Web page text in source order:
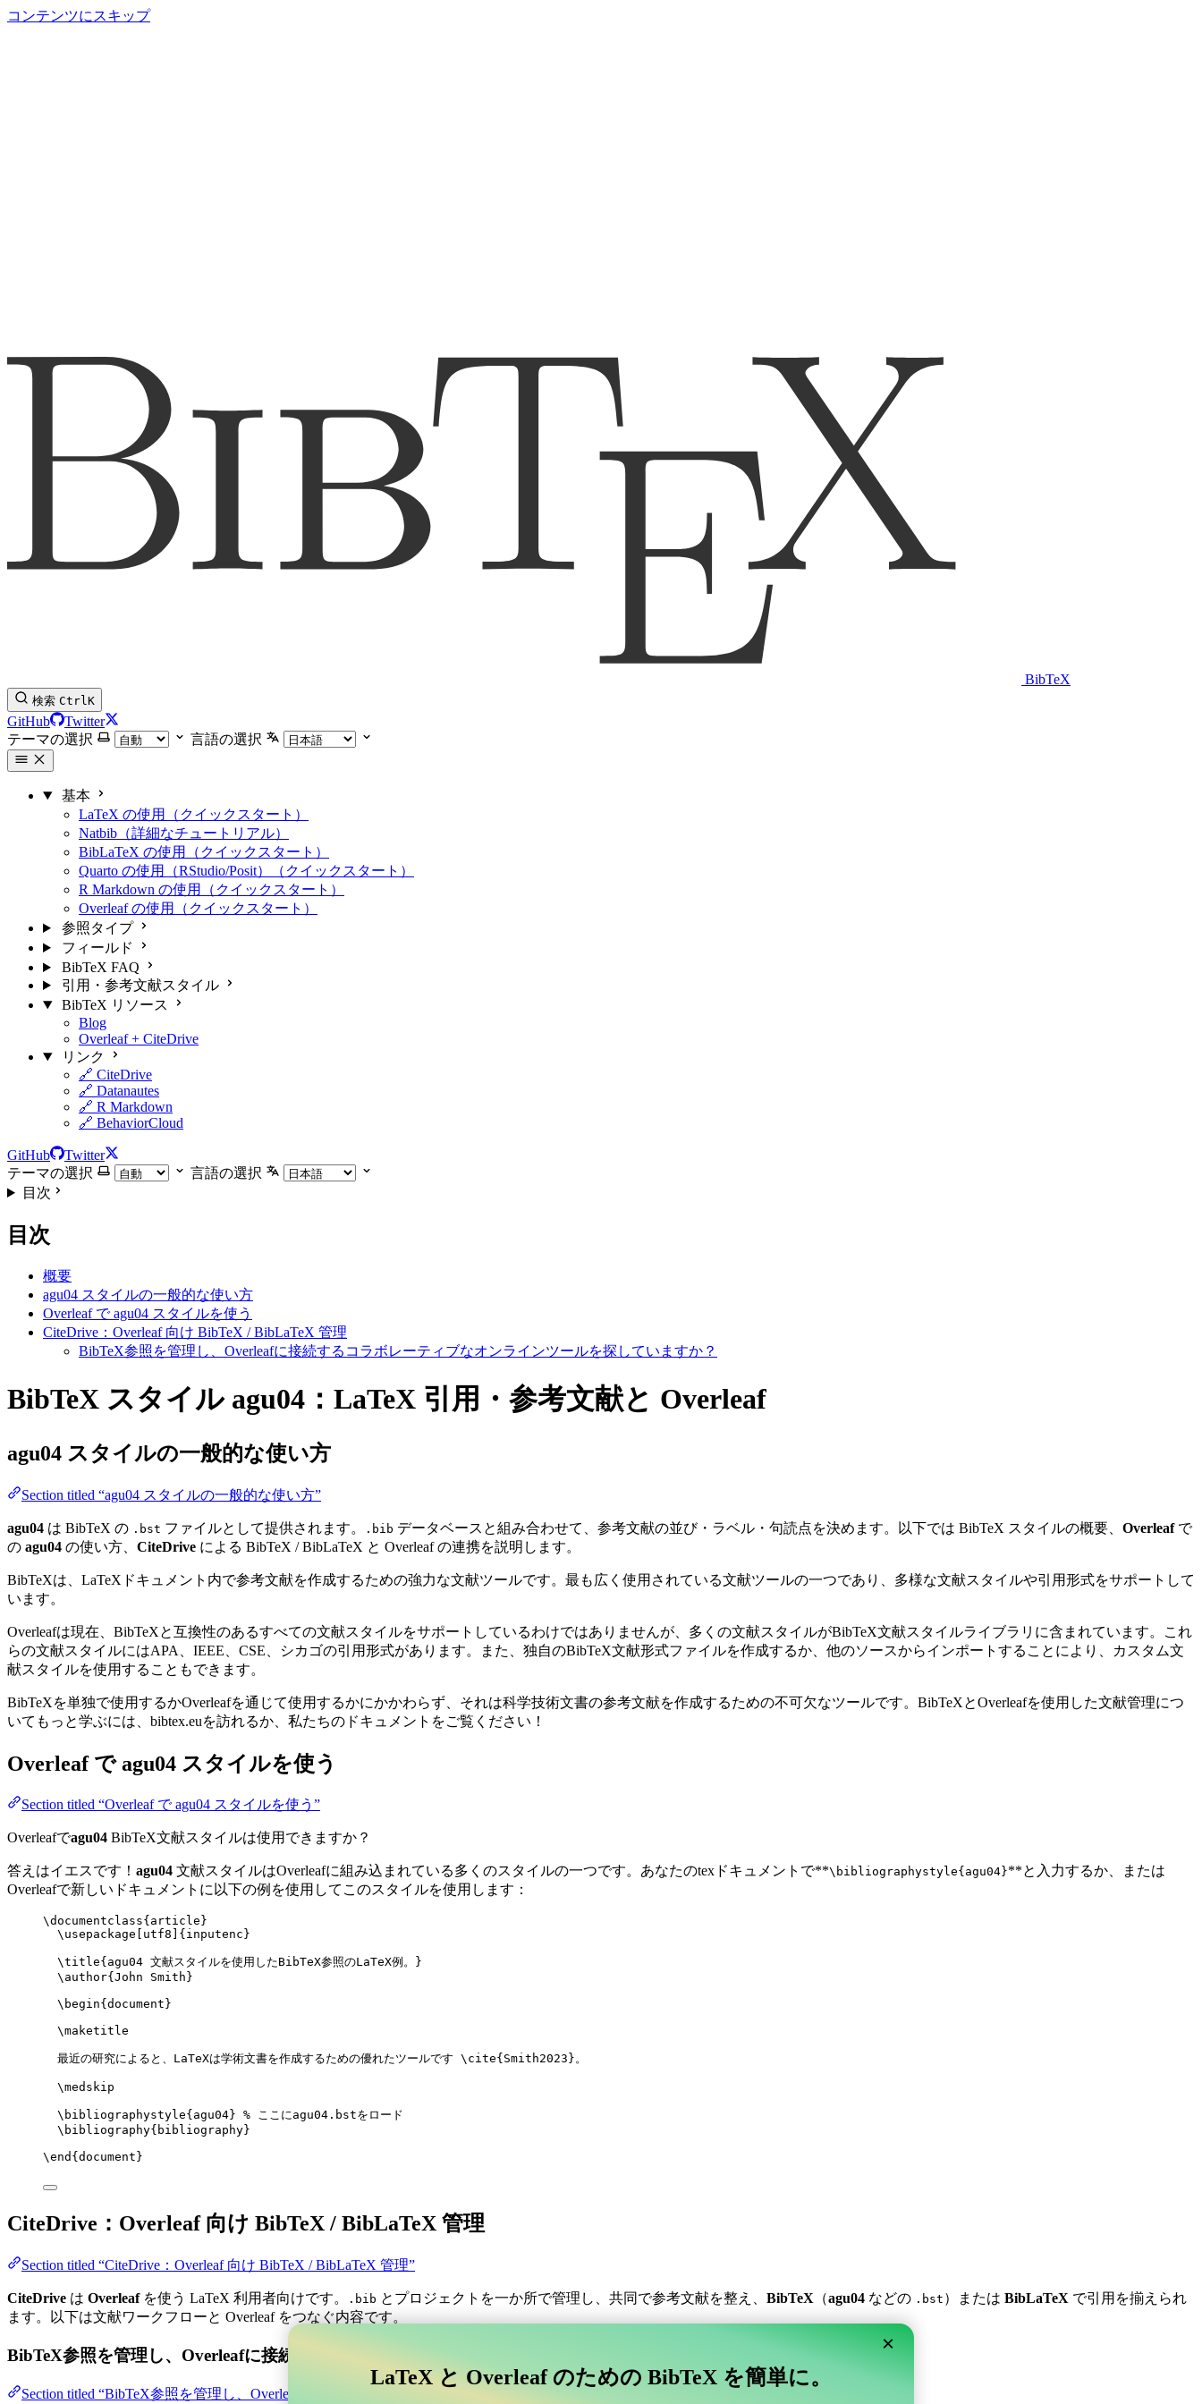
コンテンツにスキップ
BibTeX
検索 CtrlK
GitHub
Twitter
テーマの選択
言語の選択
基本
LaTeX の使用（クイックスタート）
Natbib（詳細なチュートリアル）
BibLaTeX の使用（クイックスタート）
Quarto の使用（RStudio/Posit）（クイックスタート）
R Markdown の使用（クイックスタート）
Overleaf の使用（クイックスタート）
参照タイプ
フィールド
BibTeX FAQ
引用・参考文献スタイル
BibTeX リソース
Blog
Overleaf + CiteDrive
リンク
🔗 CiteDrive
🔗 Datanautes
🔗 R Markdown
🔗 BehaviorCloud
GitHub
Twitter
テーマの選択
言語の選択
目次
目次
概要
agu04 スタイルの一般的な使い方
Overleaf で agu04 スタイルを使う
CiteDrive：Overleaf 向け BibTeX / BibLaTeX 管理
BibTeX参照を管理し、Overleafに接続するコラボレーティブなオンラインツールを探していますか？
BibTeX スタイル agu04：LaTeX 引用・参考文献と Overleaf
agu04 スタイルの一般的な使い方
Section titled “agu04 スタイルの一般的な使い方”
agu04 は BibTeX の .bst ファイルとして提供されます。 .bib データベースと組み合わせて、参考文献の並び・ラベル・句読点を決めます。以下では BibTeX スタイルの概要、 Overleafで
の agu04 の使い方、 CiteDrive による BibTeX / BibLaTeX と Overleaf の連携を説明します。
BibTeXは、LaTeXドキュメント内で参考文献を作成するための強力な文献ツールです。最も広く使用されている文献ツールの一つであり、多様な文献スタイルや引用形式をサポートして
います。
Overleafは現在、BibTeXと互換性のあるすべての文献スタイルをサポートしているわけではありませんが、多くの文献スタイルがBibTeX文献スタイルライブラリに含まれています。これ
らの文献スタイルにはAPA、IEEE、CSE、シカゴの引用形式があります。また、独自のBibTeX文献形式ファイルを作成するか、他のソースからインポートすることにより、カスタム文
献スタイルを使用することもできます。
BibTeXを単独で使用するかOverleafを通じて使用するかにかかわらず、それは科学技術文書の参考文献を作成するための不可欠なツールです。BibTeXとOverleafを使用した文献管理につ
いてもっと学ぶには、bibtex.euを訪れるか、私たちのドキュメントをご覧ください！
Overleaf でagu04 スタイルを使う
Section titled “Overleaf で agu04 スタイルを使う”
Overleafでagu04 BibTeX文献スタイルは使用できますか？
答えはイエスです！ agu04 文献スタイルはOverleafに組み込まれている多くのスタイルの一つです。あなたのtexドキュメントで**\bibliographystyle{agu04}**と入力するか、または
Overleafで新しいドキュメントに以下の例を使用してこのスタイルを使用します：
\documentclass{ article }
\usepackage
utf8 ]{ inputenc }
\title{agu04 文献スタイルを使用したBibTeX参照のLaTeX例。}
\author{John Smith}
\begin{ document }
\maketitle
最近の研究によると、LaTeXは学術文書を作成するための優れたツールです \cite{ Smith2023 }。
\medskip
\bibliographystyle{agu04} % ここにagu04.bstをロード
\bibliography{bibliography}
\end { document }
CiteDrive：Overleaf 向け BibTeX / BibLaTeX 管理
Section titled “CiteDrive：Overleaf 向け BibTeX / BibLaTeX 管理”
CiteDrive は Overleafを使う LaTeX 利用者向けです。 .bib とプロジェクトを一か所で管理し、共同で参考文献を整え、 BibTeX （agu04 などの .bst ）または BibLaTeX で引用を揃えられ
ます。以下は文献ワークフローと Overleaf をつなぐ内容です。
BibTeX参照を管理し、Overleafに接続するコラボレーティブなオンラインツールを探していますか？
Section titled “BibTeX参照を管理し、Overleafに接続するコラボレーティブなオンラインツールを探していますか？”
×
LaTeX と Overleaf のための BibTeX を簡単に。